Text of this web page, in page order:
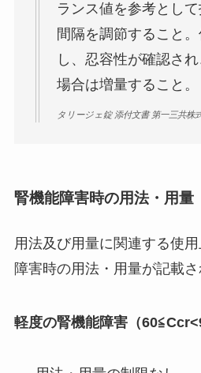
ランス値を参考とし
間隔を調節すること
し、忍容性が確認さ
場合は増量すること。
タリージェ錠 添付文書 第一三共株
腎機能障害時の用法・用量
用法及び用量に関連する使
障害時の用法・用量が記載さ
軽度の腎機能障害（